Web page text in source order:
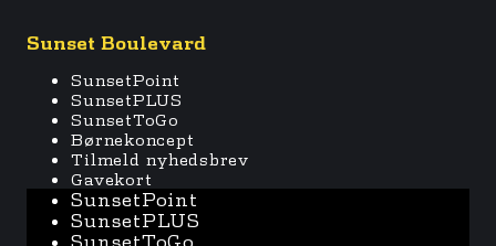
Sunset Boulevard
SunsetPoint
SunsetPLUS
SunsetToGo
Børnekoncept
Tilmeld nyhedsbrev
Gavekort
SunsetPoint
SunsetPLUS
SunsetToGo